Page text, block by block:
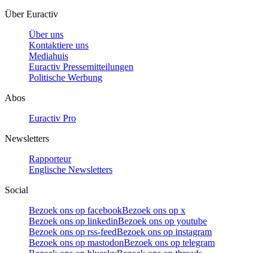
Über Euractiv
Über uns
Kontaktiere uns
Mediahuis
Euractiv Pressemitteilungen
Politische Werbung
Abos
Euractiv Pro
Newsletters
Rapporteur
Englische Newsletters
Social
Bezoek ons op facebookBezoek ons op x
Bezoek ons op linkedinBezoek ons op youtube
Bezoek ons op rss-feedBezoek ons op instagram
Bezoek ons op mastodonBezoek ons op telegram